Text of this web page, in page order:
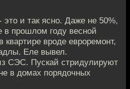
и так ясно. Даже не 50%,
прошлом году весной
квартире вроде евроремонт,
Еле вывел.
СЭС. Пускай стридулируют
в домах порядочных